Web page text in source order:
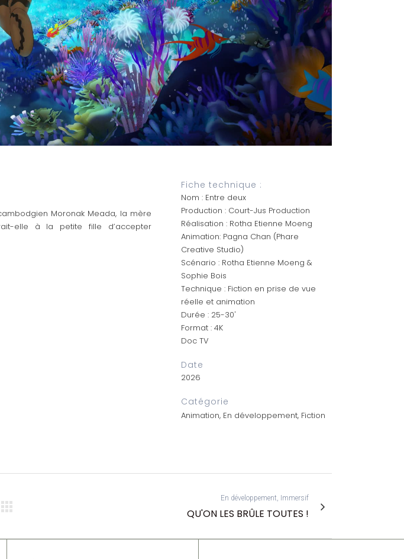
Moronak Meada, la mère
elle à la petite fille d’accepter
Fiche technique :
Nom : Entre deux
Production : Court-Jus Production
Réalisation : Rotha Etienne Moeng
Animation: Pagna Chan (Phare
Creative Studio)
Scénario : Rotha Etienne Moeng &
Sophie Bois
Technique : Fiction en prise de vue
réelle et animation
Durée : 25-30'
Format : 4K
Doc TV
Date
2026
Catégorie
Animation, En développement, Fiction
En développement, Immersif
QU'ON LES BRÛLE TOUTES !